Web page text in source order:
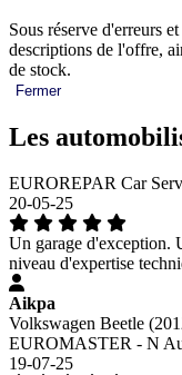
Sous réserve d'erreurs
descriptions de l'offre,
de stock.
Fermer
Les
EUROREPAR Car
20-05-25
Un garage d'exception.
niveau d'expertise
Aikpa
Volkswagen Beetle
EUROMASTER - N
19-07-25